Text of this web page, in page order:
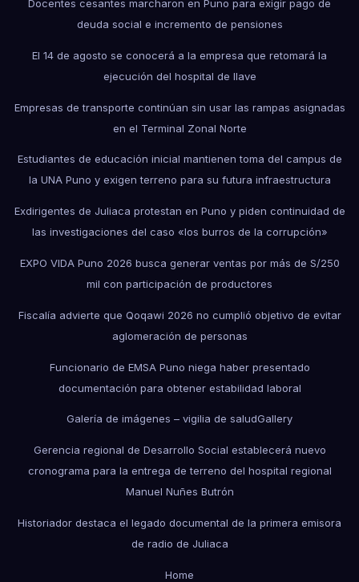
Docentes cesantes marcharon en Puno para exigir pago de
deuda social e incremento de pensiones
El 14 de agosto se conocerá a la empresa que retomará la
ejecución del hospital de Ilave
Empresas de transporte continúan sin usar las rampas asignadas
en el Terminal Zonal Norte
Estudiantes de educación inicial mantienen toma del campus de
la UNA Puno y exigen terreno para su futura infraestructura
Exdirigentes de Juliaca protestan en Puno y piden continuidad de
las investigaciones del caso «los burros de la corrupción»
EXPO VIDA Puno 2026 busca generar ventas por más de S/250
mil con participación de productores
Fiscalía advierte que Qoqawi 2026 no cumplió objetivo de evitar
aglomeración de personas
Funcionario de EMSA Puno niega haber presentado
documentación para obtener estabilidad laboral
Galería de imágenes – vigilia de saludGallery
Gerencia regional de Desarrollo Social establecerá nuevo
cronograma para la entrega de terreno del hospital regional
Manuel Nuñes Butrón
Historiador destaca el legado documental de la primera emisora
de radio de Juliaca
Home